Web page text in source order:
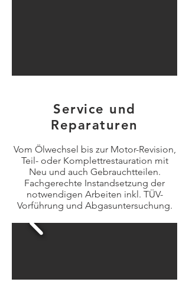
Service und
Reparaturen
Vom Ölwechsel bis zur Motor-Revision,
Teil- oder Komplettrestauration mit
Neu und auch Gebrauchtteilen.
Fachgerechte Instandsetzung der
notwendigen Arbeiten inkl. TÜV-
Vorführung und Abgasuntersuchung.